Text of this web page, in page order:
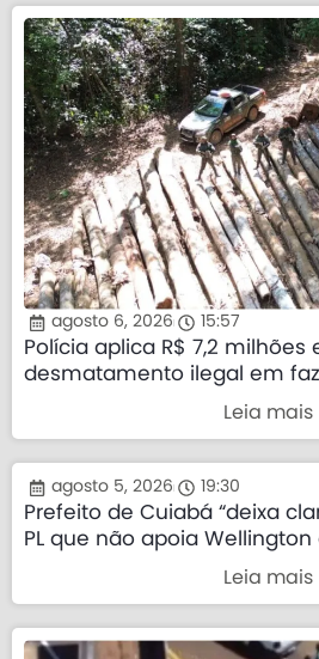
agosto 6, 2026 15:57
Polícia aplica R$ 7,2
desmatamento ilegal em
Leia mais
agosto 5, 2026 19:30
Prefeito de Cuiabá “deixa
PL que não apoia
Leia mais